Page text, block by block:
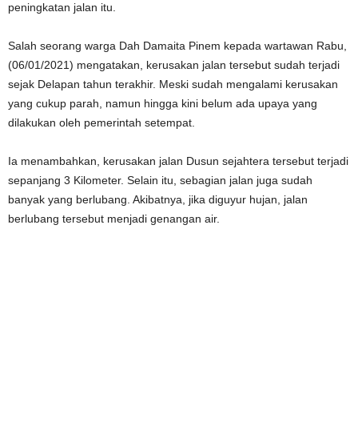
peningkatan jalan itu.
Salah seorang warga Dah Damaita Pinem kepada wartawan Rabu,
(06/01/2021) mengatakan, kerusakan jalan tersebut sudah terjadi
sejak Delapan tahun terakhir. Meski sudah mengalami kerusakan
yang cukup parah, namun hingga kini belum ada upaya yang
dilakukan oleh pemerintah setempat.
Ia menambahkan, kerusakan jalan Dusun sejahtera tersebut terjadi
sepanjang 3 Kilometer. Selain itu, sebagian jalan juga sudah
banyak yang berlubang. Akibatnya, jika diguyur hujan, jalan
berlubang tersebut menjadi genangan air.